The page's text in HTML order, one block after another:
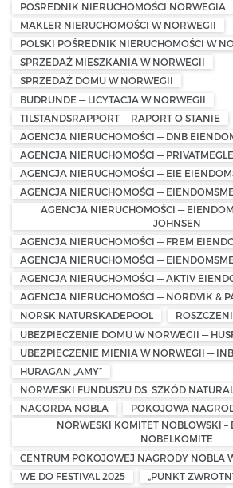
POŚREDNIK NIERUCHOMOŚCI NORWEGIA
MAKLER NIERUCHOMOŚCI W NORWEGII
POLSKI POŚREDNIK NIERUCHOMOŚCI W
SPRZEDAŻ MIESZKANIA W NORWEGII
SPRZEDAŻ DOMU W NORWEGII
BUDRUNDE — LICYTACJA W NORWEGII
TILSTANDSRAPPORT — RAPORT O STANIE
AGENCJA NIERUCHOMOŚCI — DNB
AGENCJA NIERUCHOMOŚCI —
AGENCJA NIERUCHOMOŚCI — EIE
AGENCJA NIERUCHOMOŚCI —
AGENCJA NIERUCHOMOŚCI —
JOHNSEN
AGENCJA NIERUCHOMOŚCI — FREM
AGENCJA NIERUCHOMOŚCI —
AGENCJA NIERUCHOMOŚCI — AKTIV
AGENCJA NIERUCHOMOŚCI — NORDVIK &
NORSK NATURSKADEPOOL
UBEZPIECZENIE DOMU W NORWEGII —
UBEZPIECZENIE MIENIA W NORWEGII —
HURAGAN „AMY”
NORWESKI FUNDUSZU DS. SZKÓD
NAGORDA NOBLA
POKOJOWA
NORWESKI KOMITET NOBLOWSKI –
NOBELKOMITE
CENTRUM POKOJOWEJ NAGRODY NOBLA
WE DO FESTIVAL 2025
„PUNKT